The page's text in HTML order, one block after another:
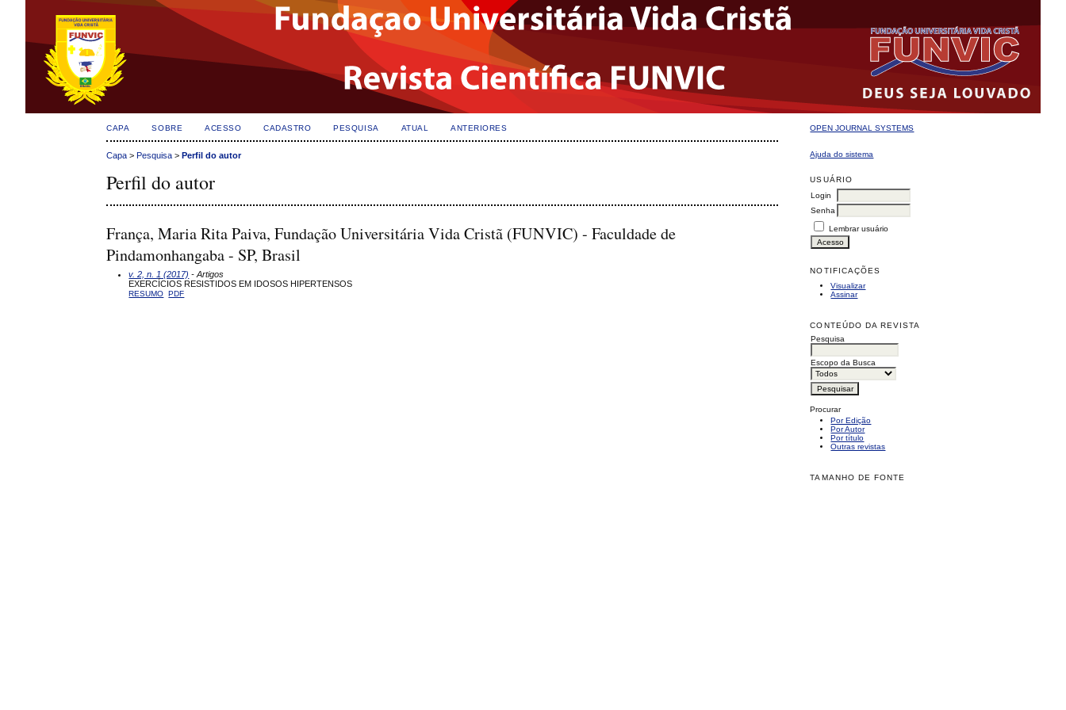
OPEN JOURNAL SYSTEMS
Ajuda do sistema
USUÁRIO
Login
Senha
Lembrar usuário
NOTIFICAÇÕES
Visualizar
Assinar
CONTEÚDO DA REVISTA
Pesquisa
Escopo da Busca
Procurar
Por Edição
Por Autor
Por título
Outras revistas
TAMANHO DE FONTE
CAPA SOBRE ACESSO CADASTRO PESQUISA ATUAL ANTERIORES
Capa >Pesquisa >Perfil do autor
Perfil do autor
França, Maria Rita Paiva, Fundação Universitária Vida Cristã (FUNVIC) - Faculdade de
Pindamonhangaba - SP, Brasil
v. 2, n. 1 (2017) - Artigos
EXERCÍCIOS RESISTIDOS EM IDOSOS HIPERTENSOS
RESUMO PDF